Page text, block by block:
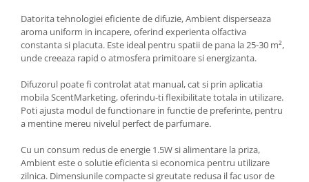
Datorita tehnologiei eficiente de difuzie, Ambient disperseaza
aroma uniform in incapere, oferind experienta olfactiva
constanta si placuta. Este ideal pentru spatii de pana la 25-30 m²,
unde creeaza rapid o atmosfera primitoare si energizanta.
Difuzorul poate fi controlat atat manual, cat si prin aplicatia
mobila ScentMarketing, oferindu-ti flexibilitate totala in utilizare.
Poti ajusta modul de functionare in functie de preferinte, pentru
a mentine mereu nivelul perfect de parfumare.
Cu un consum redus de energie 1.5W si alimentare la priza,
Ambient este o solutie eficienta si economica pentru utilizare
zilnica. Dimensiunile compacte si greutate redusa il fac usor de